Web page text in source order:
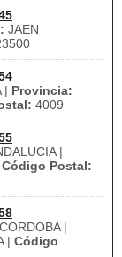
JAEN
| Provincia:
4009
|
Código Postal:
CORDOBA |
| Código